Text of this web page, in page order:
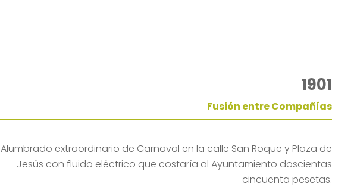
1901
Fusión entre Compañías
Alumbrado extraordinario de Carnaval en la calle San Roque y Plaza de
Jesús con fluido eléctrico que costaría al Ayuntamiento doscientas
cincuenta pesetas.